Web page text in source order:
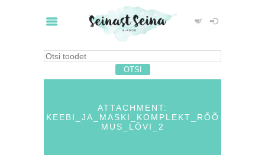
ATTACHMENT:
KEEBI_JA_MASKI_KOMPLEKT_RÕÕ
MUS_LÕVI_2